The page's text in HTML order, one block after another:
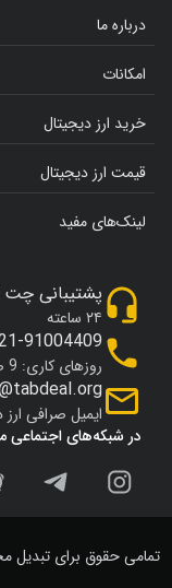
درباره ما
امکانات
خرید ارز دیجیتال
قیمت ارز دیجیتال
لینک‌های مفید
در شبکه‌های اجتماعی
پشتیبانی چت
۲۴ ساعته
91004409
روزهای کاری: 9 صبح تا 7 شب
ایمیل صرافی
تمامی حقوق برای تبدیل